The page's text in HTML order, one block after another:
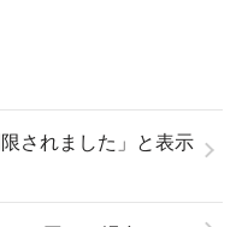
されました」と表示